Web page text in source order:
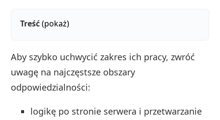
Treść(pokaż)
Aby szybko uchwycić zakres ich pracy, zwróć
uwagę na najczęstsze obszary
odpowiedzialności:
logikę po stronie serwera i przetwarzanie